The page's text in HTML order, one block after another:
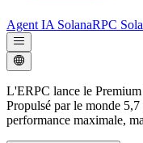
Agent IA SolanaRPC
L'ERPC lance le
Propulsé par le monde
performance maximale,